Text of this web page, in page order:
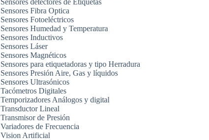
Sensores detectores de Etiquetas
Sensores Fibra Optica
Sensores Fotoeléctricos
Sensores Humedad y Temperatura
Sensores Inductivos
Sensores Láser
Sensores Magnéticos
Sensores para etiquetadoras y tipo Herradura
Sensores Presión Aire, Gas y líquidos
Sensores Ultrasónicos
Tacómetros Digitales
Temporizadores Análogos y digital
Transductor Lineal
Transmisor de Presión
Variadores de Frecuencia
Vision Artificial